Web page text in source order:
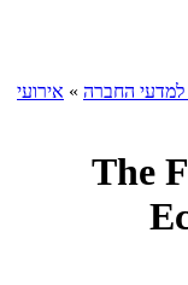
החברה » אירועי
The